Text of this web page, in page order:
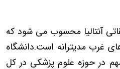
آنتالیا محسوب می شود که
غرب مدیترانه است.دانشگاه
در حوزه علوم پزشکی در کل